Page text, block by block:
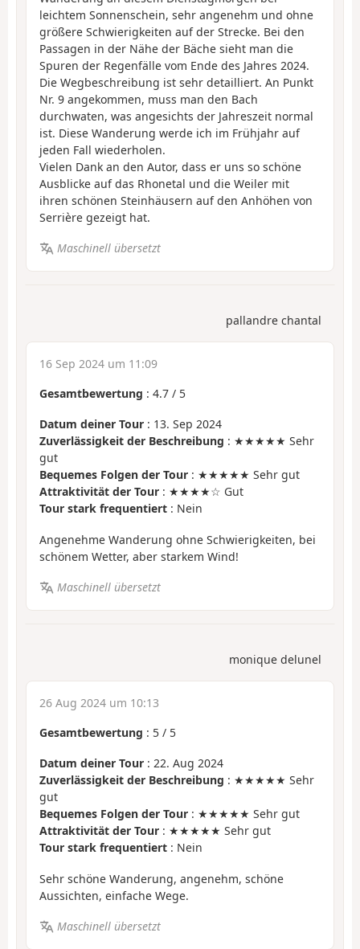
leichtem Sonnenschein, sehr angenehm und ohne
größere Schwierigkeiten auf der Strecke. Bei den
Passagen in der Nähe der Bäche sieht man die
Spuren der Regenfälle vom Ende des Jahres 2024.
Die Wegbeschreibung ist sehr detailliert. An Punkt
Nr. 9 angekommen, muss man den Bach
durchwaten, was angesichts der Jahreszeit normal
ist. Diese Wanderung werde ich im Frühjahr auf
jeden Fall wiederholen.
Vielen Dank an den Autor, dass er uns so schöne
Ausblicke auf das Rhonetal und die Weiler mit
ihren schönen Steinhäusern auf den Anhöhen von
Serrière gezeigt hat.
Maschinell übersetzt
pallandre chantal
16 Sep 2024 um 11:09
Gesamtbewertung : 4.7 / 5
Datum deiner Tour : 13. Sep 2024
Zuverlässigkeit der Beschreibung : ★★★★★ Sehr
gut
Bequemes Folgen der Tour : ★★★★★ Sehr gut
Attraktivität der Tour : ★★★★☆ Gut
Tour stark frequentiert : Nein
Angenehme Wanderung ohne Schwierigkeiten, bei
schönem Wetter, aber starkem Wind!
Maschinell übersetzt
monique delunel
26 Aug 2024 um 10:13
Gesamtbewertung : 5 / 5
Datum deiner Tour : 22. Aug 2024
Zuverlässigkeit der Beschreibung : ★★★★★ Sehr
gut
Bequemes Folgen der Tour : ★★★★★ Sehr gut
Attraktivität der Tour : ★★★★★ Sehr gut
Tour stark frequentiert : Nein
Sehr schöne Wanderung, angenehm, schöne
Aussichten, einfache Wege.
Maschinell übersetzt